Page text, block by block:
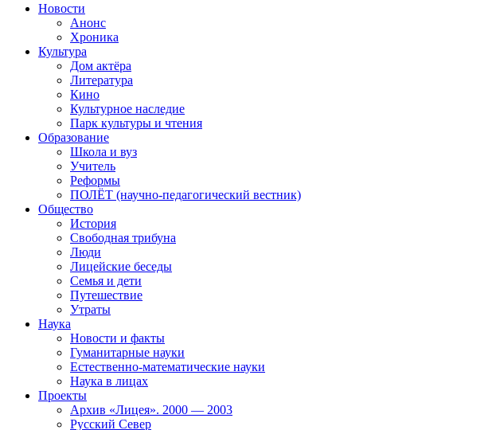
Новости
Анонс
Хроника
Культура
Дом актёра
Литература
Кино
Культурное наследие
Парк культуры и чтения
Образование
Школа и вуз
Учитель
Реформы
ПОЛЁТ (научно-педагогический вестник)
Общество
История
Свободная трибуна
Люди
Лицейские беседы
Семья и дети
Путешествие
Утраты
Наука
Новости и факты
Гуманитарные науки
Естественно-математические науки
Наука в лицах
Проекты
Архив «Лицея». 2000 — 2003
Русский Север